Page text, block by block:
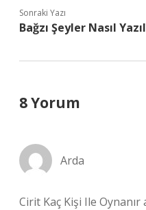
Sonraki Yazı
Bağzı Şeyler Nasıl
8 Yorum
Arda
Cirit Kaç Kişi Ile Oynanır